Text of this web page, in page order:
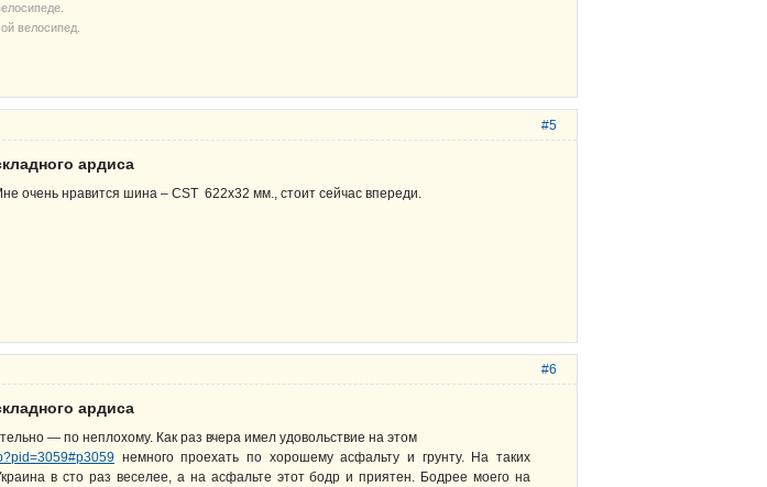
велосипед.
#5
ардиса
очень нравится шина – CST 622х32 мм., стоит сейчас впереди.
#6
ардиса
— по неплохому. Как раз вчера имел удовольствие на этом
немного проехать по хорошему асфальту и грунту. На таких
в сто раз веселее, а на асфальте этот бодр и приятен. Бодрее моего на